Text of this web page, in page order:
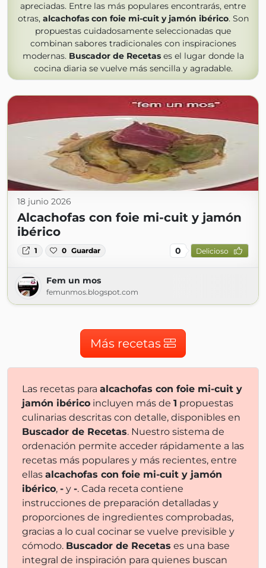
apreciadas. Entre las más populares encontrarás, entre
otras, alcachofas con foie mi-cuit y jamón ibérico. Son
propuestas cuidadosamente seleccionadas que
combinan sabores tradicionales con inspiraciones
modernas. Buscador de Recetases el lugar donde la
cocina diaria se vuelve más sencilla y agradable.
18 junio 2026
Alcachofas con foie mi-cuit y jamón
ibérico
1 0 Guardar 0 Delicioso
Fem un mos
femunmos.blogspot.com
Más recetas
Las recetas para alcachofas con foie mi-cuit y
jamón ibérico incluyen más de 1 propuestas
culinarias descritas con detalle, disponibles en
Buscador de Recetas. Nuestro sistema de
ordenación permite acceder rápidamente a las
recetas más populares y más recientes, entre
ellas alcachofas con foie mi-cuit y jamón
ibérico, - y -. Cada receta contiene
instrucciones de preparación detalladas y
proporciones de ingredientes comprobadas,
gracias a lo cual cocinar se vuelve previsible y
cómodo. Buscador de Recetas es una base
integral de inspiración para quienes buscan